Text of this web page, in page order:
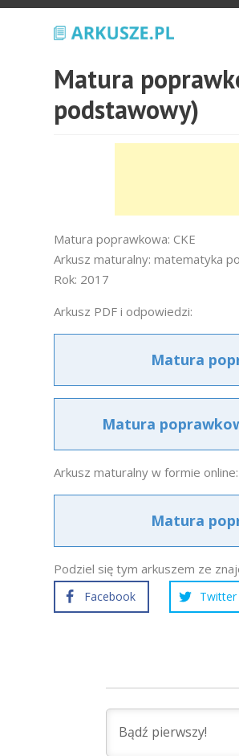
Matura
podstawowy)
Matura poprawkowa: CKE
Arkusz maturalny: matematyka
Rok: 2017
Arkusz PDF i odpowiedzi:
Matura
Matura
Arkusz maturalny w formie online:
Matura
Podziel się tym arkuszem ze
Facebook Twitter